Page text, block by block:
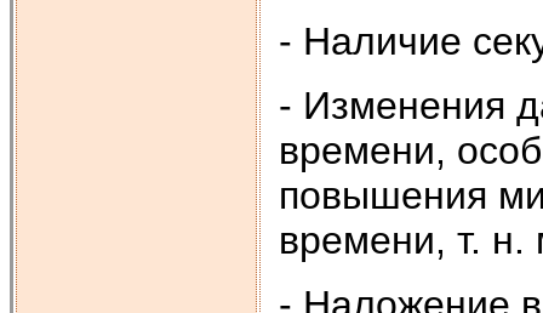
- Наличие
- Изменения
времени,
повышения
времени, т.
- Наложение